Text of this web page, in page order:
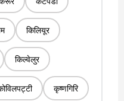
किलियूर
किल्वेलुर
कृष्णगिरि